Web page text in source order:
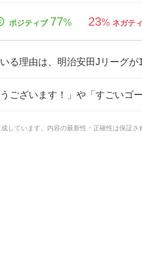
77% 23%
目を迎え、各部門で輝かしい功績を称える表彰が行われたことがサッカーファンの期待感を高め、公式
ルだった！」と歓喜し、「最高のシーズンになりそう」などと期待を寄せる声が
しています。内容の最新性・正確性は保証